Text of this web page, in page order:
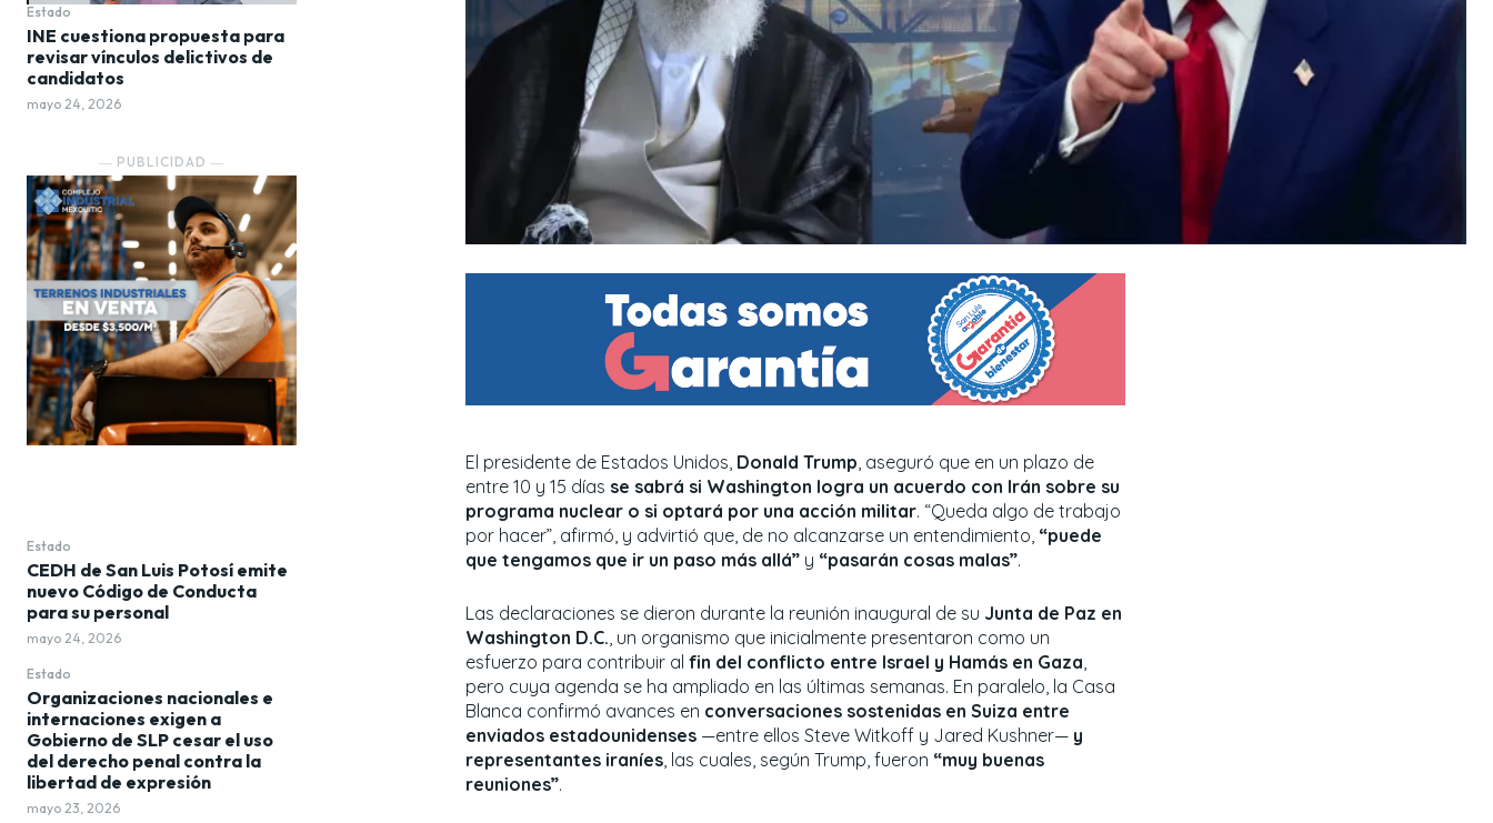
Estado
INE cuestiona propuesta para
revisar vínculos delictivos de
candidatos
mayo 24, 2026
― PUBLICIDAD ―
Estado
CEDH de San Luis Potosí emite
nuevo Código de Conducta
para su personal
mayo 24, 2026
Estado
Organizaciones nacionales e
internaciones exigen a
Gobierno de SLP cesar el uso
del derecho penal contra la
libertad de expresión
mayo 23, 2026
El presidente de Estados Unidos, Donald Trump , aseguró que en un plazo de
entre 10 y 15 días se sabrá si Washington logra un acuerdo con Irán sobre su
programa nuclear o si optará por una acción militar. “Queda algo de trabajo
por hacer”, afirmó, y advirtió que, de no alcanzarse un entendimiento, “puede
que tengamos que ir un paso más allá”y “pasarán cosas malas”.
Las declaraciones se dieron durante la reunión inaugural de su Junta de Paz en
Washington D.C. , un organismo que inicialmente presentaron como un
esfuerzo para contribuir al fin del conflicto entre Israel y Hamás en Gaza
pero cuya agenda se ha ampliado en las últimas semanas. En paralelo, la Casa
Blanca confirmó avances en conversaciones sostenidas en Suiza entre
enviados estadounidenses—entre ellos Steve Witkoff y Jared Kushner— y
representantes iraníes, las cuales, según Trump, fueron “muy buenas
reuniones”.